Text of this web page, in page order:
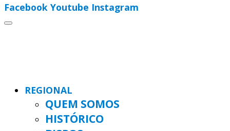
Facebook Youtube Instagram
REGIONAL
QUEM SOMOS
HISTÓRICO